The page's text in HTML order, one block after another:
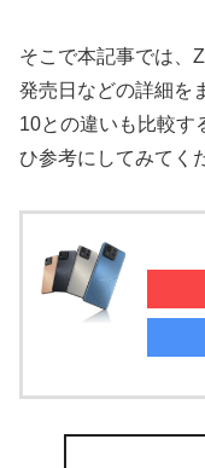
そこで本記事では、
発売日などの詳細を
10との違いも比較す
ひ参考にしてみてく